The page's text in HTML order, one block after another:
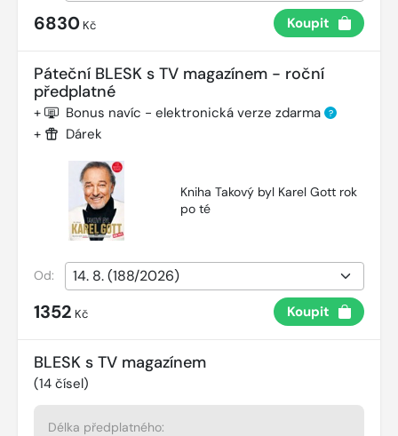
6830 Kč Koupit
Páteční BLESK s TV magazínem - roční
předplatné
+ Bonus navíc - elektronická verze zdarma ?
+ Dárek
Kniha Takový byl Karel Gott rok
po té
Od:
1352 Kč Koupit
BLESK s TV magazínem
(14 čísel)
Délka předplatného: